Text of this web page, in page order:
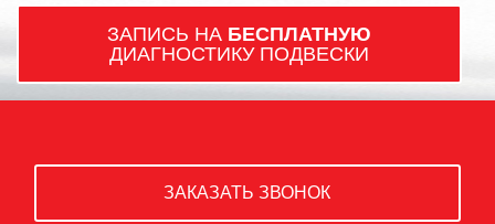
ЗАПИСЬ НА БЕСПЛАТНУЮ
ДИАГНОСТИКУ ПОДВЕСКИ
ЗАКАЗАТЬ ЗВОНОК